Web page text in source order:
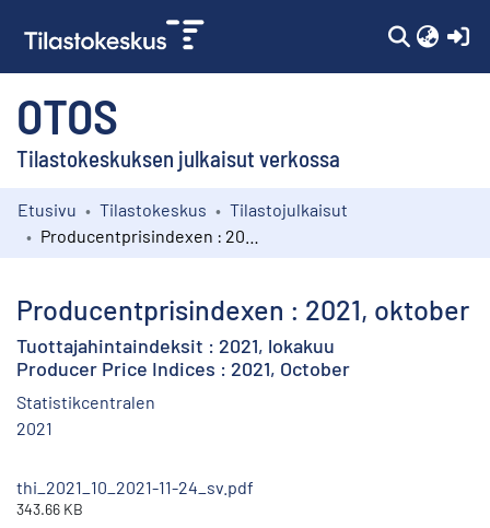
OTOS
Tilastokeskuksen julkaisut verkossa
Kokoelmat
Etusivu Tilastokeskus
Tilastojulkaisut
Producentprisindexen : 2021, oktober
Tuottajahintaindeksit : 2021, lokakuu
Producer Price Indices : 2021, October
Statistikcentralen
2021
thi_2021_10_2021-11-24_sv.pdf
343.66 KB